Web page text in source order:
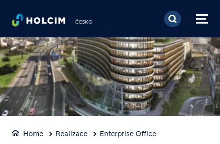
Přejít k hlavnímu
ČESKO
Home Realizace Enterprise Office